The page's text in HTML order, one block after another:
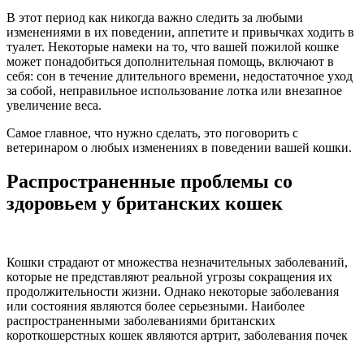
В этот период как никогда важно следить за любыми
изменениями в их поведении, аппетите и привычках ходить в
туалет. Некоторые намеки на то, что вашей пожилой кошке
может понадобиться дополнительная помощь, включают в
себя: сон в течение длительного времени, недостаточное уход
за собой, неправильное использование лотка или внезапное
увеличение веса.
Самое главное, что нужно сделать, это поговорить с
ветеринаром о любых изменениях в поведении вашей кошки.
Распространенные проблемы со
здоровьем у британских кошек
Кошки страдают от множества незначительных заболеваний,
которые не представляют реальной угрозы сокращения их
продолжительности жизни. Однако некоторые заболевания
или состояния являются более серьезными. Наиболее
распространенными заболеваниями британских
короткошерстных кошек являются артрит, заболевания почек